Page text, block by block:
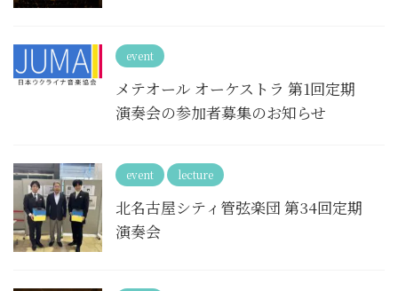
event
メテオール オーケストラ 第1回定期
演奏会の参加者募集のお知らせ
event lecture
北名古屋シティ管弦楽団 第34回定期
演奏会